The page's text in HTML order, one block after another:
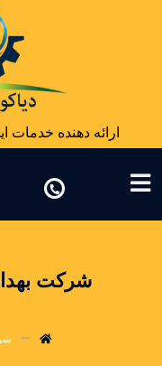
ارائه دهنده خدمات
شرکت
شرکت